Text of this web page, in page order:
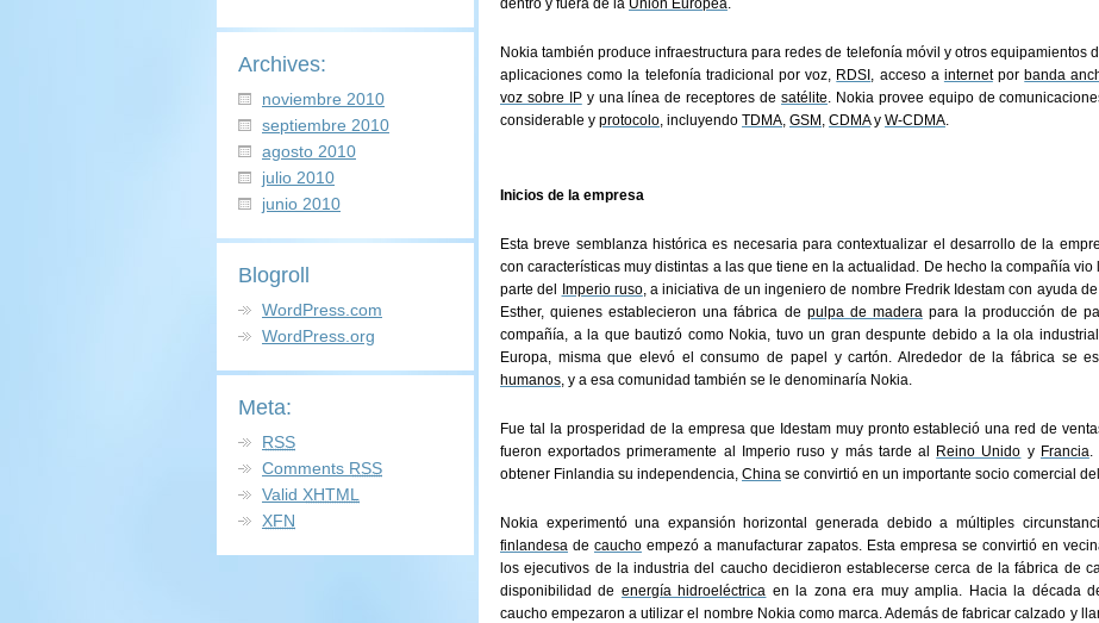
Archives:
noviembre 2010
septiembre 2010
agosto 2010
julio 2010
junio 2010
Blogroll
WordPress.com
WordPress.org
Meta:
RSS
Comments RSS
Valid XHTML
XFN
dentro y fuera de la Unión Europea.
Nokia también produce infraestructura para redes de telefonía móvil y otros equipamientos
aplicaciones como la telefonía tradicional por voz, RDSI , acceso a internetpor banda
voz sobre IPy una línea de receptores desatélite. Nokia provee equipo de
considerable y protocolo, incluyendo TDMA, GSM , CDMAy W-CDMA.
Inicios de la empresa
Esta breve semblanza histórica es necesaria para contextualizar el desarrollo de la
con características muy distintas a las que tiene en la actualidad. De hecho la compañía
parte del
Imperio ruso, a iniciativa de un ingeniero de nombre Fredrik Idestam con ayuda
Esther, quienes establecieron una fábrica de pulpa de maderapara la producción de
compañía, a la que bautizó como Nokia, tuvo un gran despunte debido a la ola
Europa, misma que elevó el consumo de papel y cartón. Alrededor de la fábrica se
humanos, y a esa comunidad también se le denominaría Nokia.
Fue tal la prosperidad de la empresa que Idestam muy pronto estableció una red de
fueron exportados primeramente al Imperio ruso y más tarde al
Reino Unido y Francia.
obtener Finlandia su independencia, China se convirtió en un importante socio comercial
Nokia experimentó una expansión horizontal generada debido a múltiples
finlandesa de caucho empezó a manufacturar zapatos. Esta empresa se convirtió en
los ejecutivos de la industria del caucho decidieron establecerse cerca de la fábrica de
disponibilidad de energía hidroeléctrica en la zona era muy amplia. Hacia la década
caucho empezaron a utilizar el nombre Nokia como marca. Además de fabricar calzado y